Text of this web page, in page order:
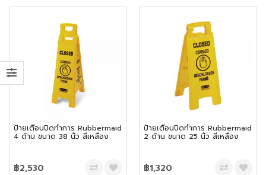
ป้ายเตือนปิดทำการ Rubbermaid
4 ด้าน ขนาด 38 นิ้ว สีเหลือง
฿2,530
ป้ายเตือนปิดทำการ Rubbermaid
2 ด้าน ขนาด 25 นิ้ว สีเหลือง
฿1,320